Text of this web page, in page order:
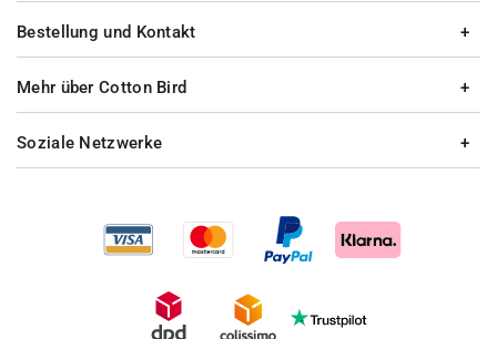
Bestellung und Kontakt
Mehr über Cotton Bird
Soziale Netzwerke